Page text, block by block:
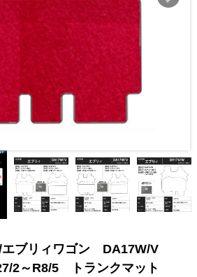
ブリィワゴン DA17W/V
2～R8/5 トランクマット